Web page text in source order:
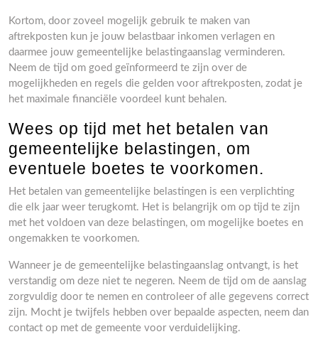
Kortom, door zoveel mogelijk gebruik te maken van
aftrekposten kun je jouw belastbaar inkomen verlagen en
daarmee jouw gemeentelijke belastingaanslag verminderen.
Neem de tijd om goed geïnformeerd te zijn over de
mogelijkheden en regels die gelden voor aftrekposten, zodat je
het maximale financiële voordeel kunt behalen.
Wees op tijd met het betalen van
gemeentelijke belastingen, om
eventuele boetes te voorkomen.
Het betalen van gemeentelijke belastingen is een verplichting
die elk jaar weer terugkomt. Het is belangrijk om op tijd te zijn
met het voldoen van deze belastingen, om mogelijke boetes en
ongemakken te voorkomen.
Wanneer je de gemeentelijke belastingaanslag ontvangt, is het
verstandig om deze niet te negeren. Neem de tijd om de aanslag
zorgvuldig door te nemen en controleer of alle gegevens correct
zijn. Mocht je twijfels hebben over bepaalde aspecten, neem dan
contact op met de gemeente voor verduidelijking.